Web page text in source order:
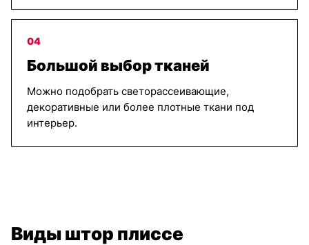
04
Большой выбор тканей
Можно подобрать светорассеивающие,
декоративные или более плотные ткани под
интерьер.
Виды штор плиссе